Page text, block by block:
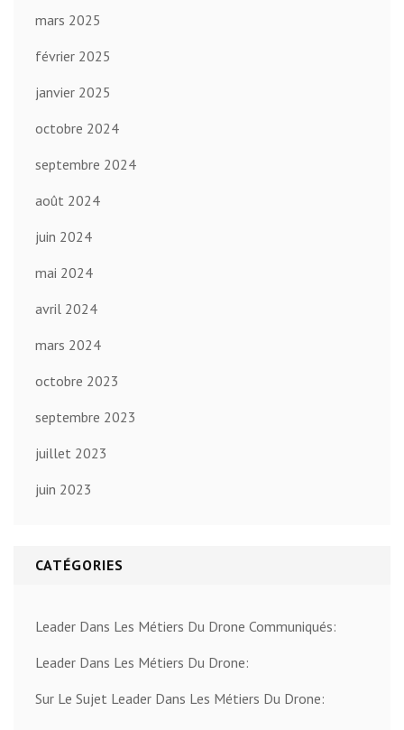
mars 2025
février 2025
janvier 2025
octobre 2024
septembre 2024
août 2024
juin 2024
mai 2024
avril 2024
mars 2024
octobre 2023
septembre 2023
juillet 2023
juin 2023
CATÉGORIES
Leader Dans Les Métiers Du Drone Communiqués:
Leader Dans Les Métiers Du Drone:
Sur Le Sujet Leader Dans Les Métiers Du Drone: